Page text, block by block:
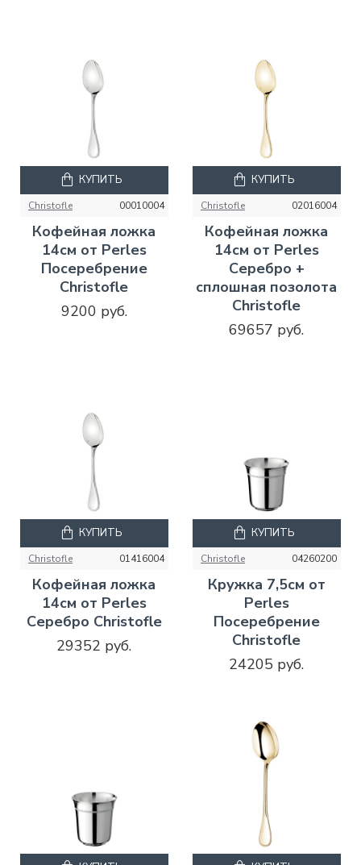
Christofle 00010004
Кофейная ложка
14см от Perles
Посеребрение
Christofle
9200 руб.
КУПИТЬ
Christofle 02016004
Кофейная ложка
14см от Perles
Серебро +
сплошная позолота
Christofle
69657 руб.
КУПИТЬ
Christofle 01416004
Кофейная ложка
14см от Perles
Серебро Christofle
29352 руб.
КУПИТЬ
Christofle 04260200
Кружка 7,5см от
Perles
Посеребрение
Christofle
24205 руб.
КУПИТЬ